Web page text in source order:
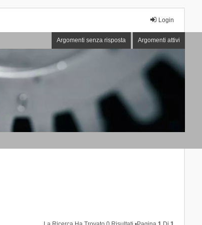
Login
Argomenti senza risposta Argomenti attivi